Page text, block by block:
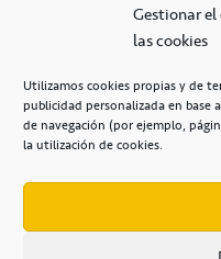
Gestionar
las cookies
Utilizamos cookies propias y de
publicidad personalizada en
de navegación (por ejemplo,
la utilización de cookies.+34 922 253
Casa del